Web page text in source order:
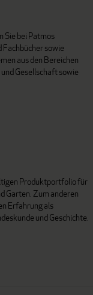
Sie bei Patmos
Fachbücher sowie
aus den Bereichen
Gesellschaft sowie
Produktportfolio für
Garten. Zum anderen
Erfahrung als
und Geschichte.